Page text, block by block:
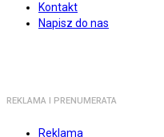
Kontakt
Napisz do nas
REKLAMA I PRENUMERATA
Reklama